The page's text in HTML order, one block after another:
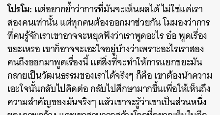
โปรโม: แต่อยากย้ำว่าการที่มันจะเห็นผลได้ ไม่ใช่แค่เรา
สองคนเท่านั้น แต่ทุกคนต้องออกมาช่วยกัน โมมองว่าการ
ที่คนรู้จักเราเขาอาจจะหยุดฟังว่าเราพูดอะไร อ๋อ พูดเรื่อง
ขยะเหรอ เขาก็อาจจะเอะใจอยู่บ้างว่าเพราะอะไรเราสอง
คนถึงออกมาพูดเรื่องนี้ แต่สิ่งที่จะทำให้การแยกขยะมัน
กลายเป็นวัฒนธรรมของเราได้จริงๆ ก็คือ เขาต้องนำความ
เอะใจนั้นกลับไปคิดต่อ กลับไปศึกษามากขึ้นเพื่อให้เห็นถึง
ความสำคัญของมันจริงๆ แล้วเขาจะรู้ว่าเขาเป็นส่วนหนึ่ง